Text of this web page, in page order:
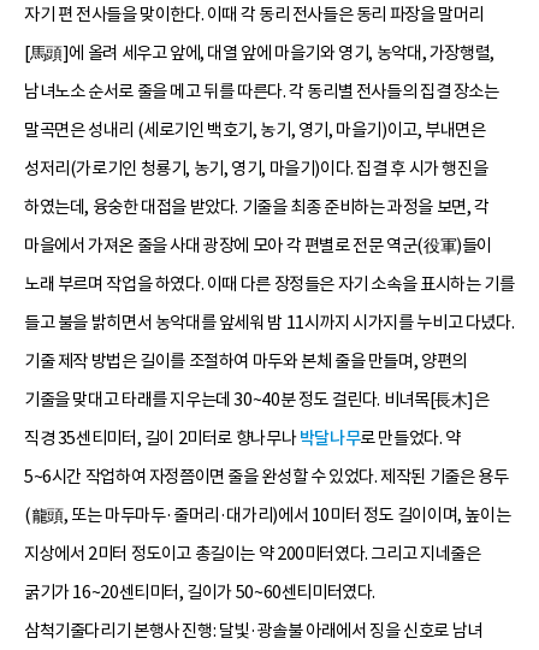
자기 편 전사들을 맞이한다. 이때 각 동리 전사들은 동리 파장을 말머리
[馬頭]에 올려 세우고 앞에, 대열 앞에 마을기와 영기, 농악대, 가장행렬,
남녀노소 순서로 줄을 메고 뒤를 따른다. 각 동리별 전사들의 집결 장소는
말곡면은 성내리 (세로기인 백호기, 농기, 영기, 마을기)이고, 부내면은
성저리(가로기인 청룡기, 농기, 영기, 마을기)이다. 집결 후 시가 행진을
하였는데, 융숭한 대접을 받았다. 기줄을 최종 준비하는 과정을 보면, 각
마을에서 가져온 줄을 사대 광장에 모아 각 편별로 전문 역군(役軍)들이
노래 부르며 작업을 하였다. 이때 다른 장정들은 자기 소속을 표시하는 기를
들고 불을 밝히면서 농악대를 앞세워 밤 11시까지 시가지를 누비고 다녔다.
기줄 제작 방법은 길이를 조절하여 마두와 본체 줄을 만들며, 양편의
기줄을 맞대고 타래를 지우는데 30~40분 정도 걸린다. 비녀목[長木]은
직경 35센티미터, 길이 2미터로 향나무나박달나무로 만들었다. 약
5~6시간 작업하여 자정쯤이면 줄을 완성할 수 있었다. 제작된 기줄은 용두
(龍頭, 또는 마두마두·줄머리·대가리)에서 10미터 정도 길이이며, 높이는
지상에서 2미터 정도이고 총길이는 약 200미터였다. 그리고 지네줄은
굵기가 16~20센티미터, 길이가 50~60센티미터였다.
삼척기줄다리기 본행사 진행: 달빛·광솔불 아래에서 징을 신호로 남녀